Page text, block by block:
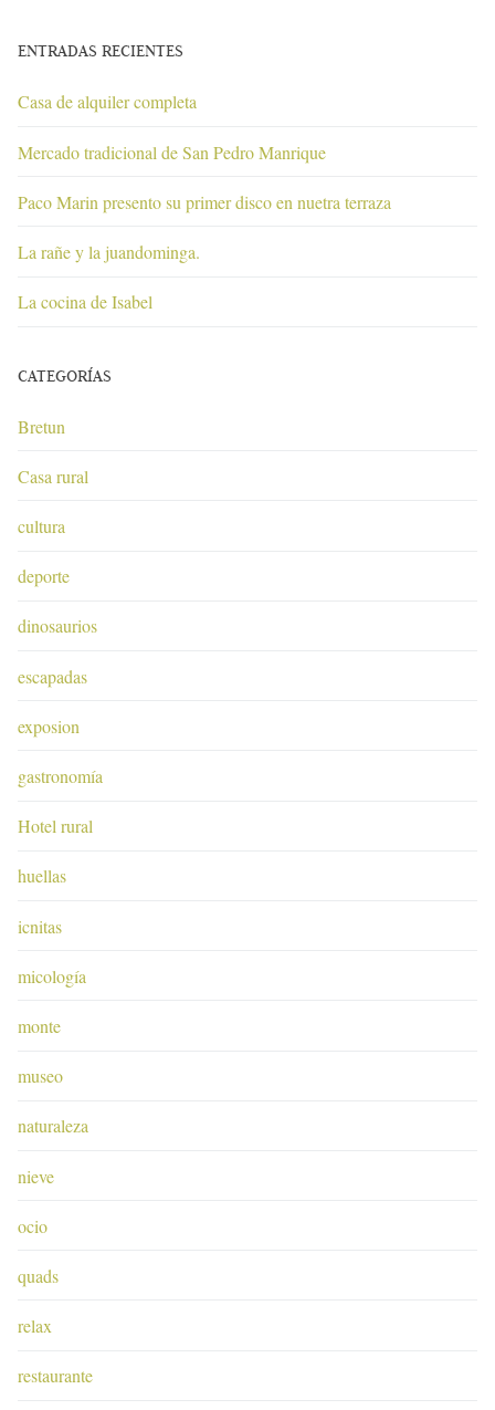
ENTRADAS RECIENTES
Casa de alquiler completa
Mercado tradicional de San Pedro Manrique
Paco Marin presento su primer disco en nuetra terraza
La rañe y la juandominga.
La cocina de Isabel
CATEGORÍAS
Bretun
Casa rural
cultura
deporte
dinosaurios
escapadas
exposion
gastronomía
Hotel rural
huellas
icnitas
micología
monte
museo
naturaleza
nieve
ocio
quads
relax
restaurante